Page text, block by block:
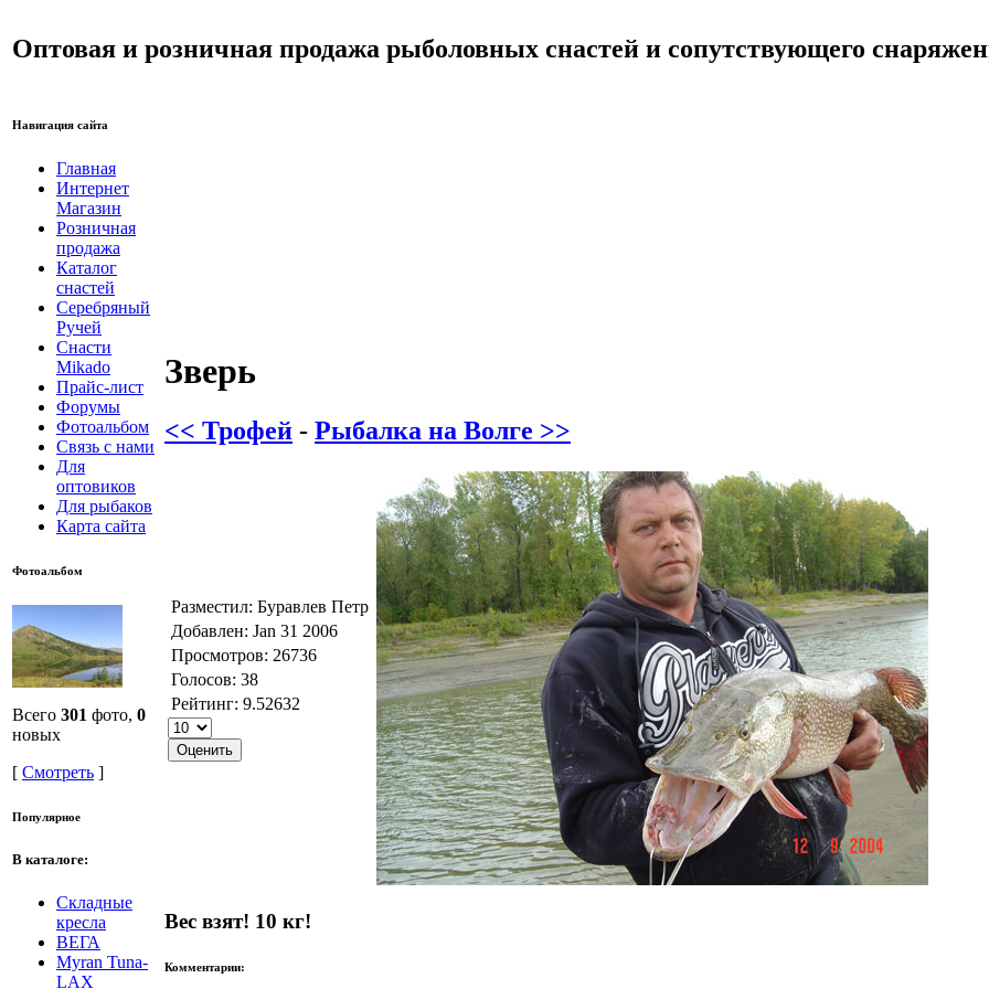
Оптовая и розничная продажа рыболовных снастей и сопутствующего
Навигация сайта
Главная
Интернет
Магазин
Розничная
продажа
Каталог
снастей
Серебряный
Ручей
Снасти
Mikado
Прайс-лист
Форумы
Фотоальбом
Связь с нами
Для
оптовиков
Для рыбаков
Карта сайта
Фотоальбом
Всего 301 фото, 0
новых
[ Смотреть ]
Популярное
В каталоге:
Складные
кресла
ВЕГА
Myran Tuna-
LAX
Зверь
<< Трофей - Рыбалка на Волге >>
Разместил: Буравлев Петр
Добавлен: Jan 31 2006
Просмотров: 26736
Голосов: 38
Рейтинг: 9.52632
Вес взят! 10 кг!
Комментарии: